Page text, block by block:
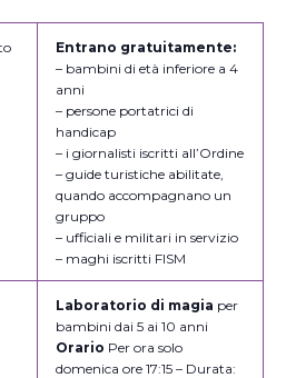
Entrano gratuitamente:
– bambini di età inferiore a 4
anni
– persone portatrici di
handicap
– i giornalisti iscritti all’Ordine
– guide turistiche abilitate,
quando accompagnano un
gruppo
– ufficiali e militari in servizio
– maghi iscritti FISM
Laboratorio di magia per
bambini dai 5 ai 10 anni
Orario Per ora solo
domenica ore 17:15 – Durata: